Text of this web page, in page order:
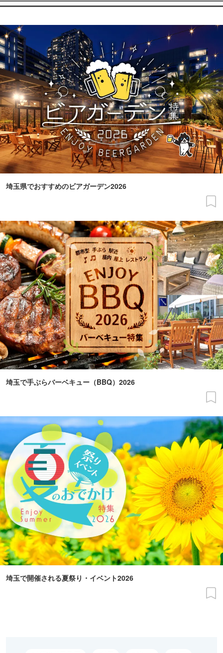
埼玉県でおすすめのビアガーデン2026
埼玉で手ぶらバーベキュー（BBQ）2026
埼玉で開催される夏祭り・イベント2026